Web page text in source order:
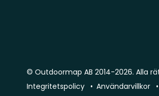
© Outdoormap AB 2014-2026. Alla
Integritetspolicy
Användarvillkor